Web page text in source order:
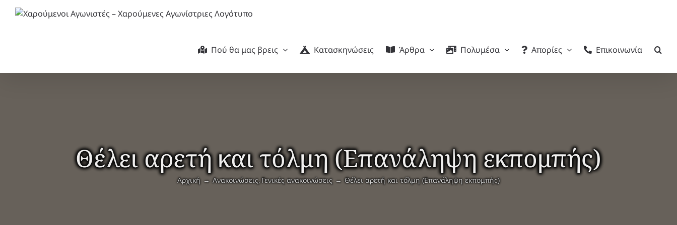
Μετάβαση
Πού θα μας βρεις
Κατασκηνώσεις Άρθρα Πολυμέσα Απορίες Επικοινωνία
Θέλει αρετή και τόλμη (Επανάληψη εκπομπής)
Αρχική Ανακοινώσεις Γενικές ανακοινώσεις Θέλει αρετή και τόλμη (Επανάληψη εκπομπής)